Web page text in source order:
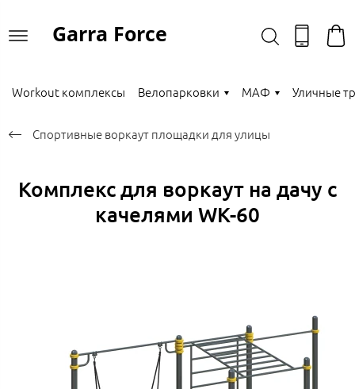
Garra Force
Workout комплексы Велопарковки МАФ Уличные
Спортивные воркаут площадки для улицы
Комплекс для воркаут на дачу с
качелями WK-60